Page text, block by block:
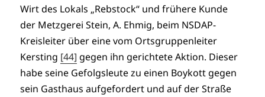
Wirt des Lokals „Rebstock“ und frühere Kunde
der Metzgerei Stein, A. Ehmig, beim NSDAP-
Kreisleiter über eine vom Ortsgruppenleiter
Kersting [44] gegen ihn gerichtete Aktion. Dieser
habe seine Gefolgsleute zu einen Boykott gegen
sein Gasthaus aufgefordert und auf der Straße